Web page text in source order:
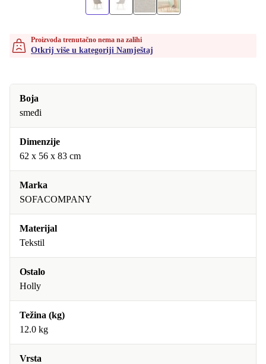
Proizvoda trenutačno nema na zalihi
Otkrij više u kategoriji Namještaj
Boja
smeđi
Dimenzije
62 x 56 x 83 cm
Marka
SOFACOMPANY
Materijal
Tekstil
Ostalo
Holly
Težina (kg)
12.0 kg
Vrsta